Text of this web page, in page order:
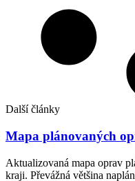
Další články
Mapa plánovaných
Aktualizovaná mapa oprav
kraji. Převážná většina